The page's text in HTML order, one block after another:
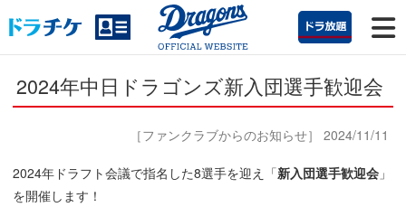
2024年中日ドラゴンズ新入団選手歓迎会
［ファンクラブからのお知らせ］ 2024/11/11
2024年ドラフト会議で指名した8選手を迎え「新入団選手歓迎会 」
を開催します！